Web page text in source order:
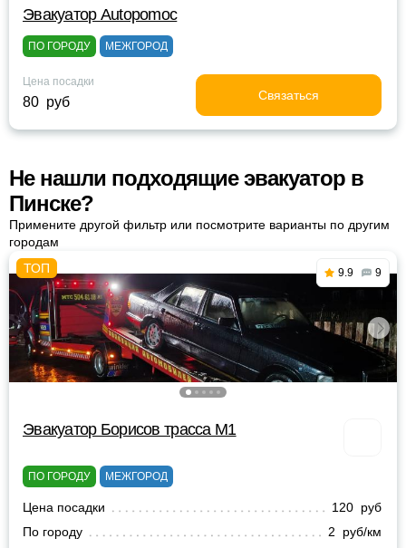
Эвакуатор Autopomoc
ПО ГОРОДУ МЕЖГОРОД
Цена посадки
80 руб Связаться
Не нашли подходящие эвакуатор в
Пинске?
Примените другой фильтр или посмотрите варианты по другим
городам
9.9 9
Эвакуатор Борисов трасса М1
ПО ГОРОДУ МЕЖГОРОД
Цена посадки
120 руб
По городу
2 руб/км